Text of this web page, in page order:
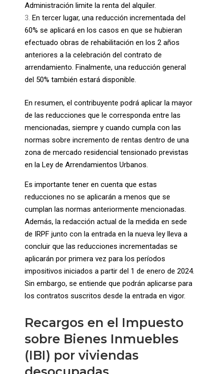
Administración limite la renta del alquiler.
En tercer lugar, una reducción incrementada del
60% se aplicará en los casos en que se hubieran
efectuado obras de rehabilitación en los 2 años
anteriores a la celebración del contrato de
arrendamiento. Finalmente, una reducción general
del 50% también estará disponible.
En resumen, el contribuyente podrá aplicar la mayor
de las reducciones que le corresponda entre las
mencionadas, siempre y cuando cumpla con las
normas sobre incremento de rentas dentro de una
zona de mercado residencial tensionado previstas
en la Ley de Arrendamientos Urbanos.
Es importante tener en cuenta que estas
reducciones no se aplicarán a menos que se
cumplan las normas anteriormente mencionadas.
Además, la redacción actual de la medida en sede
de IRPF junto con la entrada en la nueva ley lleva a
concluir que las reducciones incrementadas se
aplicarán por primera vez para los períodos
impositivos iniciados a partir del 1 de enero de 2024.
Sin embargo, se entiende que podrán aplicarse para
los contratos suscritos desde la entrada en vigor.
Recargos en el Impuesto
sobre Bienes Inmuebles
(IBI) por viviendas